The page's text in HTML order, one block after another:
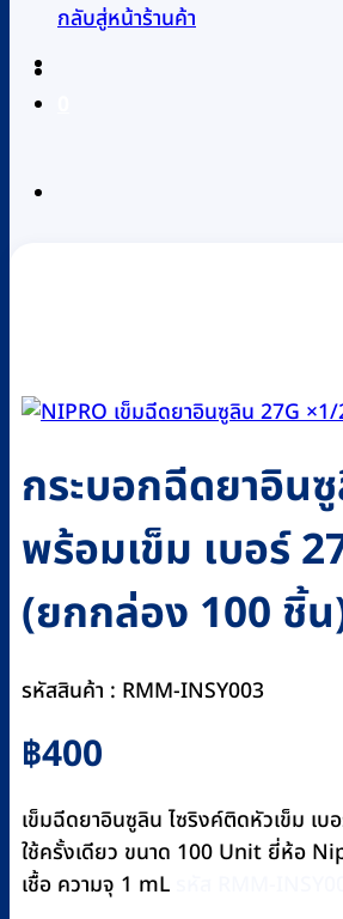
กลับสู่หน้าร้านค้า
กระบอกฉีดยาอิน
พร้อมเข็ม เบอร์
(ยกกล่อง 100 ชิ้
รหัสสินค้า : RMM-INSY003
฿400
เข็มฉีดยาอินซูลิน ไซริงค์ติดหัวเข็ม เ
ใช้ครั้งเดียว ขนาด 100 Unit ยี่ห้อ
เชื้อ ความจุ 1 mL